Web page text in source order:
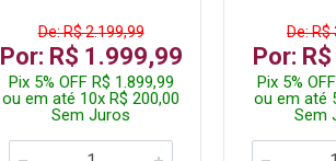
De: R$ 2.199,99
Por: R$ 1.999,99
Pix 5% OFF R$ 1.899,99
ou em até 10x R$ 200,00
Sem Juros
De: R$
Por:
Pix 5%
ou em até
Sem